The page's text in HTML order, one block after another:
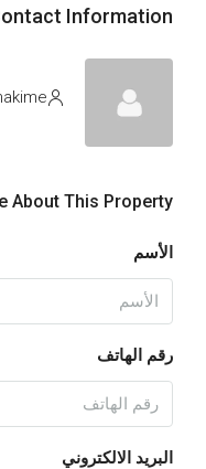
Information
About This Property
الأسم
رقم الهاتف
البريد الالكتروني